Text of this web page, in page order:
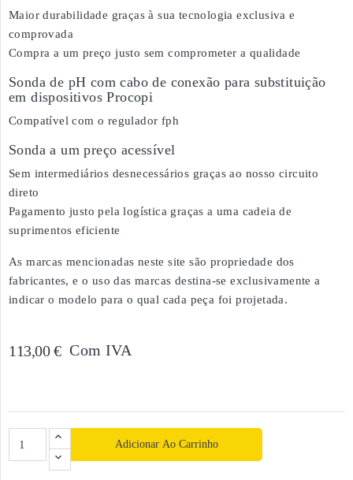
Maior durabilidade graças à sua tecnologia exclusiva e
comprovada
Compra a um preço justo sem comprometer a qualidade
Sonda de pH com cabo de conexão para substituição
em dispositivos Procopi
Compatível com o regulador fph
Sonda a um preço acessível
Sem intermediários desnecessários graças ao nosso circuito
direto
Pagamento justo pela logística graças a uma cadeia de
suprimentos eficiente
As marcas mencionadas neste site são propriedade dos
fabricantes, e o uso das marcas destina-se exclusivamente a
indicar o modelo para o qual cada peça foi projetada.
113,00 € Com IVA
Adicionar Ao Carrinho